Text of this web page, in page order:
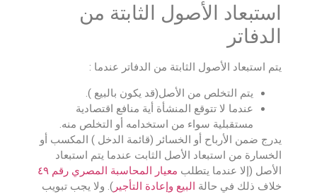
استبعاد الأصول الثابتة من
الدفاتر
يتم استبعاد الأصول الثابتة من الدفاتر عندما :
يتم التخلص من الأصل(قد يكون بالبيع ).
عندما لا تتوقع المنشأة أية منافع اقتصادية
مستقبلية سواء من استخدامه أو التخلص منه.
يدرج ضمن الأرباح أو الخسائر (قائمة الدخل ) المكسب أو
الخسارة من استبعاد الأصل الثابت عندما يتم استبعاد
الأصل (إلا عندما يتطلب معيار المحاسبة المصري رقم ٤٩
خلاف ذلك في حالة البيع وإعادة التأجير ). ولا يجب تبويب